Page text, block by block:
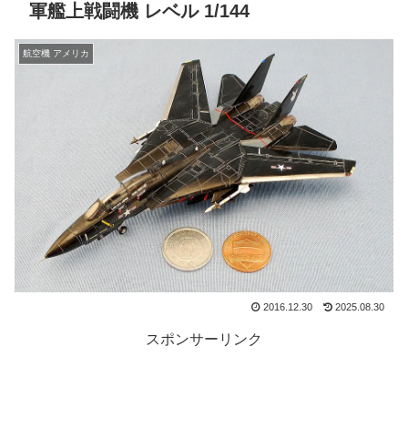
軍艦上戦闘機 レベル 1/144
航空機 アメリカ
2016.12.30 2025.08.30
スポンサーリンク